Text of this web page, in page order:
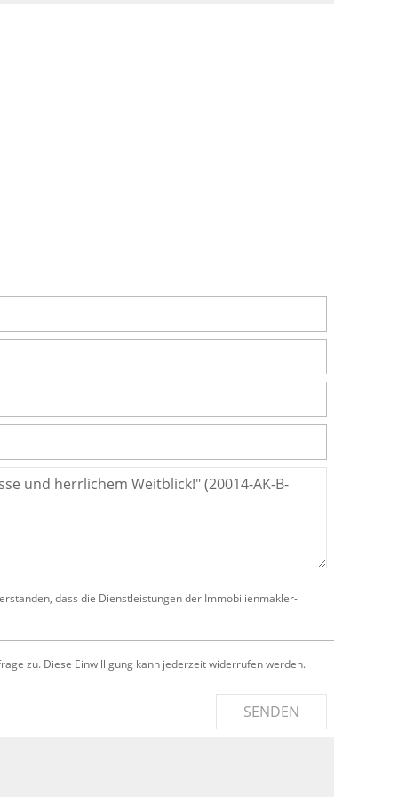
dass die Dienstleistungen der Immobilienmakler-
zu. Diese Einwilligung kann jederzeit widerrufen werden.
SENDEN